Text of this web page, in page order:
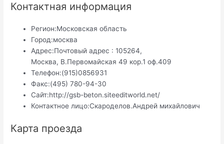
Контактная информация
Регион:Московская область
Город:москва
Адрес:Почтовый адрес : 105264,
Москва, В.Первомайская 49 кор.1 оф.409
Телефон:(915)0856931
Факс:(495) 780-94-30
Сайт:http://gsb-beton.siteeditworld.net/
Контактное лицо:Скароделов.Андрей михайлович
Карта проезда